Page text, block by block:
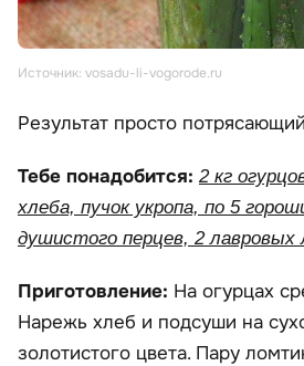
Источник: vosadu-li-vogorode.ru
Результат просто
Тебе понадобится: 2 кг
хлеба, пучок укропа, по 5
душистого перцев, 2
Приготовление: На огурцах
Нарежь хлеб и подсуши на
золотистого цвета. Пару